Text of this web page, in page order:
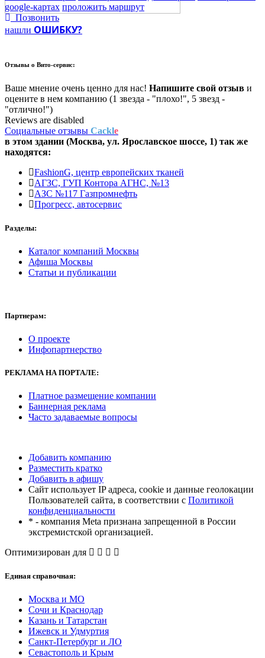
google-картах проложить маршрут
Позвонить
нашли ОШИБКУ?
Отзывы о Вито-сервис:
Ваше мнение очень ценно для нас! Напишите свой отзыв и
оцените в нем компанию (1 звезда - "плохо!", 5 звезд -
"отлично!")
Reviews are disabled
Социальные отзывы Cackle
в этом здании (Москва, ул. Ярославское шоссе, 1) так же
находятся:
FashionG, центр европейских тканей
АГЗС, ГУП Контора АГНС, №13
АЗС №117 Газпромнефть
Прогресс, автосервис
Разделы:
Каталог компаний Москвы
Афиша Москвы
Статьи и публикации
Партнерам:
О проекте
Инфопартнерство
РЕКЛАМАНА ПОРТАЛЕ:
Платное размещение компании
Баннерная реклама
Часто задаваемые вопросы
Добавить компанию
Разместить кратко
Добавить в афишу
Сайт использует IP адреса, cookie и данные геолокации
Пользователей сайта, в соответствии с Политикой
конфиденциальности
* - компания Meta признана запрещенной в России
экстремистской организацией.
Оптимизирован для
Единая справочная:
Москва и МО
Сочи и Краснодар
Казань и Татарстан
Ижевск и Удмуртия
Санкт-Петербург и ЛО
Севастополь и Крым